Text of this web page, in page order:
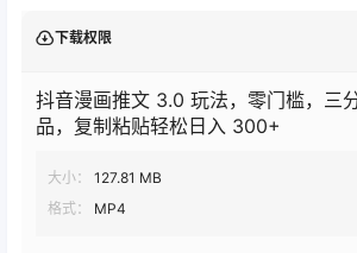
下载权限
抖音漫画推文 3.0 玩法，零门槛，三
品，复制粘贴轻松日入 300+
大小：
127.81 MB
格式：
MP4